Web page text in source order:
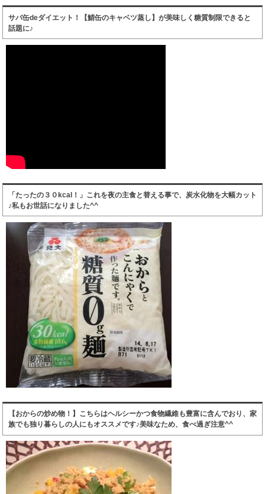
サバ缶deダイエット！【鯖缶のキャベツ蒸し】が美味しく糖質制限できると
話題に♪
「たったの３０kcal！」これを夜の主食と替える事で、炭水化物を大幅カット
♪私もお世話になりました^^
【おからの炒め物！】こちらはヘルシーかつ食物繊維も豊富に含んでおり、家
族でも独り暮らしの人にもオススメです♪美味なため、食べ過ぎ注意^^